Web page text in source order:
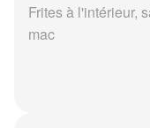
Frites à l'intérieur,
mac